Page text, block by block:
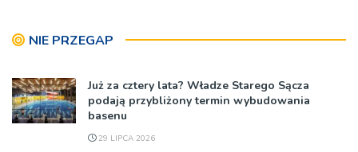
NIE PRZEGAP
Już za cztery lata? Władze Starego Sącza
podają przybliżony termin wybudowania
basenu
29 LIPCA 2026